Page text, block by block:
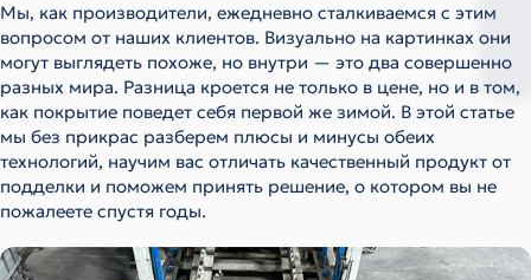
Мы, как производители, ежедневно сталкиваемся с этим
вопросом от наших клиентов. Визуально на картинках они
могут выглядеть похоже, но внутри — это два совершенно
разных мира. Разница кроется не только в цене, но и в том,
как покрытие поведет себя первой же зимой. В этой статье
мы без прикрас разберем плюсы и минусы обеих
технологий, научим вас отличать качественный продукт от
подделки и поможем принять решение, о котором вы не
пожалеете спустя годы.